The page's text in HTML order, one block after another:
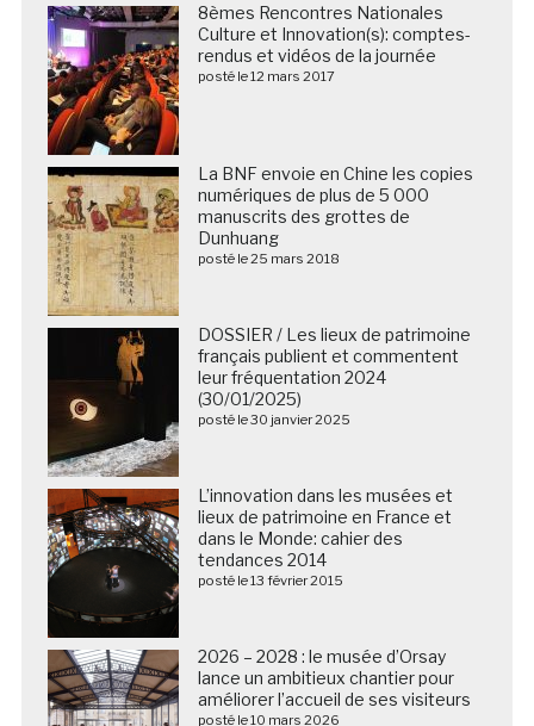
8èmes Rencontres Nationales
Culture et Innovation(s): comptes-
rendus et vidéos de la journée
posté le 12 mars 2017
La BNF envoie en Chine les copies
numériques de plus de 5 000
manuscrits des grottes de
Dunhuang
posté le 25 mars 2018
DOSSIER / Les lieux de patrimoine
français publient et commentent
leur fréquentation 2024
(30/01/2025)
posté le 30 janvier 2025
L’innovation dans les musées et
lieux de patrimoine en France et
dans le Monde: cahier des
tendances 2014
posté le 13 février 2015
2026 – 2028 : le musée d’Orsay
lance un ambitieux chantier pour
améliorer l’accueil de ses visiteurs
posté le 10 mars 2026